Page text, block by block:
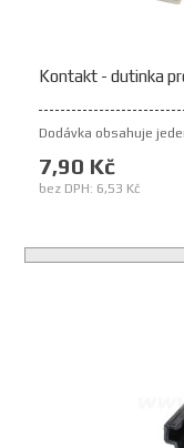
Kontakt - dutinka
Dodávka obsahuje
7,90 Kč
bez DPH: 6,53 Kč